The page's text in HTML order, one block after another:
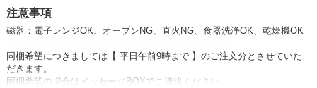
#フレンチ
#アンティーク
#レトロ
#おうち時間を楽しむ
#おうちカフェ
#お家カフェ
#日本製
注意事項
磁器：電子レンジOK、オーブンNG、直火NG、食器洗浄OK、乾燥機OK
--------------------------------------------------------------------------------
同梱希望につきましては【 平日午前9時まで 】のご注文分とさせていた
だきます。
同梱希望の場合はメッセージBOXでご連絡ください。